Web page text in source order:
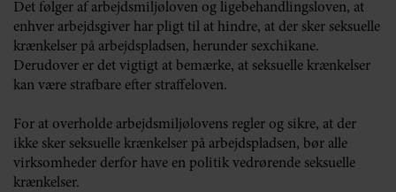
Det følger af arbejdsmiljøloven og ligebehandlingsloven, at
enhver arbejdsgiver har pligt til at hindre, at der sker seksuelle
krænkelser på arbejdspladsen, herunder sexchikane.
Derudover er det vigtigt at bemærke, at seksuelle krænkelser
kan være strafbare efter straffeloven.
For at overholde arbejdsmiljølovens regler og sikre, at der
ikke sker seksuelle krænkelser på arbejdspladsen, bør alle
virksomheder derfor have en politik vedrørende seksuelle
krænkelser.